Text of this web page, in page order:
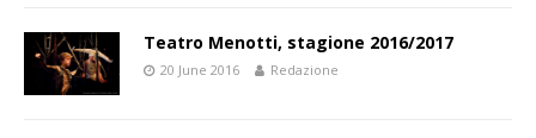
Teatro Menotti, stagione 2016/2017
20 June 2016 Redazione